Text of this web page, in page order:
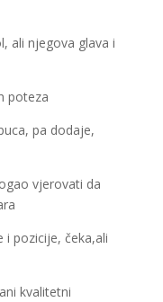
ali njegova glava i
poteza
pa dodaje,
vjerovati da
i pozicije, čeka,ali
kvalitetni